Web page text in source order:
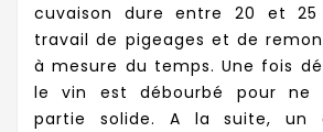
cuvaison dure entre 20 et
travail de pigeages et de
à mesure du temps. Une fois
le vin est débourbé pour ne
partie solide. A la suite, un